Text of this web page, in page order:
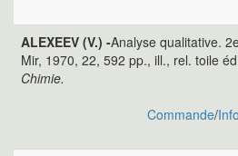
ALEXEEV (V.) -Analyse qualitative.
Mir, 1970, 22, 592 pp., ill., rel. toile
Chimie.
Commande/